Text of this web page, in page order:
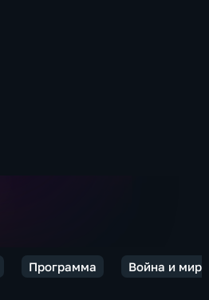
Программа Война и